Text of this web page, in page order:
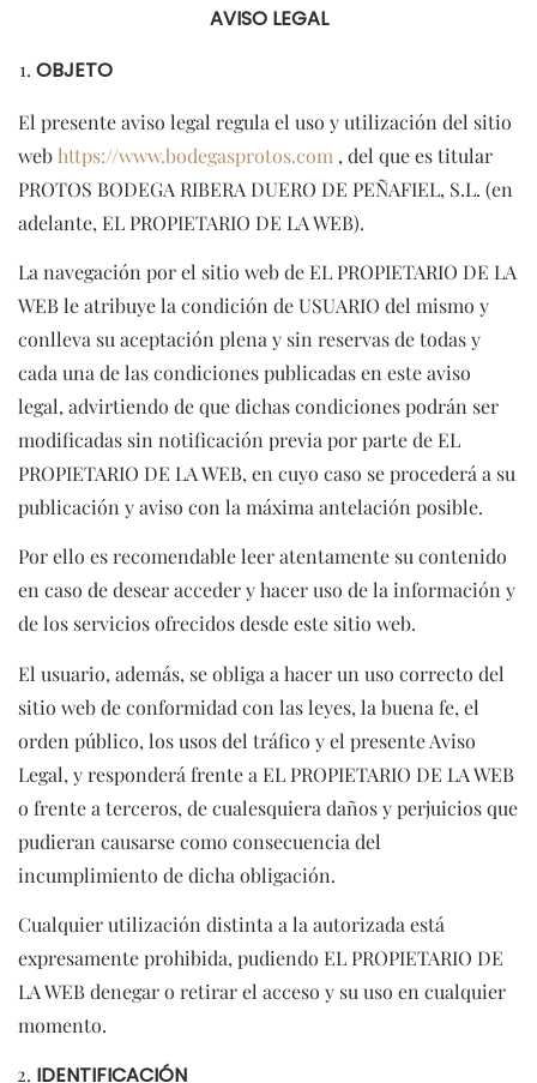
AVISO LEGAL
OBJETO
El presente aviso legal regula el uso y utilización del sitio
webhttps://www.bodegasprotos.com , del que es titular
PROTOS BODEGA RIBERA DUERO DE PEÑAFIEL, S.L. (en
adelante, EL PROPIETARIO DE LA WEB).
La navegación por el sitio web de EL PROPIETARIO DE LA
WEB le atribuye la condición de USUARIO del mismo y
conlleva su aceptación plena y sin reservas de todas y
cada una de las condiciones publicadas en este aviso
legal, advirtiendo de que dichas condiciones podrán ser
modificadas sin notificación previa por parte de EL
PROPIETARIO DE LA WEB, en cuyo caso se procederá a su
publicación y aviso con la máxima antelación posible.
Por ello es recomendable leer atentamente su contenido
en caso de desear acceder y hacer uso de la información y
de los servicios ofrecidos desde este sitio web.
El usuario, además, se obliga a hacer un uso correcto del
sitio web de conformidad con las leyes, la buena fe, el
orden público, los usos del tráfico y el presente Aviso
Legal, y responderá frente a EL PROPIETARIO DE LA WEB
o frente a terceros, de cualesquiera daños y perjuicios que
pudieran causarse como consecuencia del
incumplimiento de dicha obligación.
Cualquier utilización distinta a la autorizada está
expresamente prohibida, pudiendo EL PROPIETARIO DE
LA WEB denegar o retirar el acceso y su uso en cualquier
momento.
IDENTIFICACIÓN